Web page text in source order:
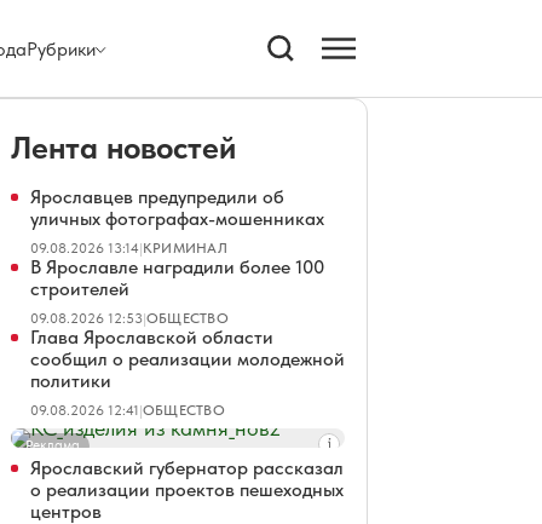
Рубрики
Лента новостей
Ярославцев предупредили об
уличных фотографах-мошенниках
09.08.2026 13:14|КРИМИНАЛ
В Ярославле наградили более 100
строителей
09.08.2026 12:53|ОБЩЕСТВО
Глава Ярославской области
сообщил о реализации молодежной
политики
09.08.2026 12:41|ОБЩЕСТВО
Реклама
Ярославский губернатор рассказал
о реализации проектов пешеходных
центров